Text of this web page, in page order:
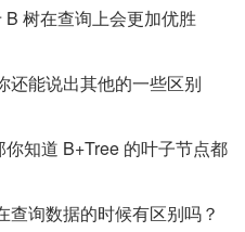
树在查询上会更加优胜
还能说出其他的一些区别
知道 B+Tree 的叶子节点都
询数据的时候有区别吗？